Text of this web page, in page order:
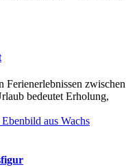
Ferienerlebnissen zwischen
bedeutet Erholung,